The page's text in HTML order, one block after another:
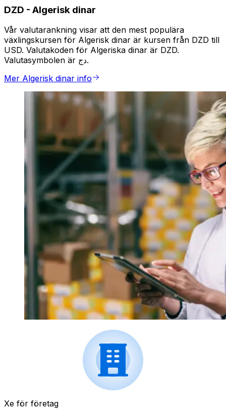
DZD - Algerisk dinar
Vår valutarankning visar att den mest populära
växlingskursen för Algerisk dinar är kursen från DZD till
USD. Valutakoden för Algeriska dinar är DZD.
Valutasymbolen är دج.
Mer Algerisk dinar info
Xe för företag